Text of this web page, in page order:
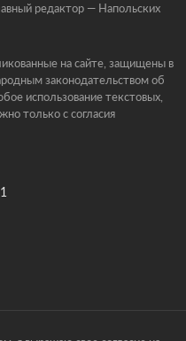
редактор — Напольских
на сайте, защищены в
законодательством об
использование текстовых,
только с согласия